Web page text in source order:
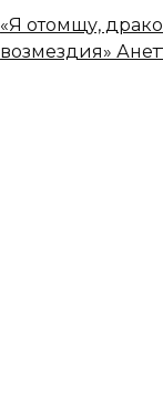
«Я отомщу,
возмездия»